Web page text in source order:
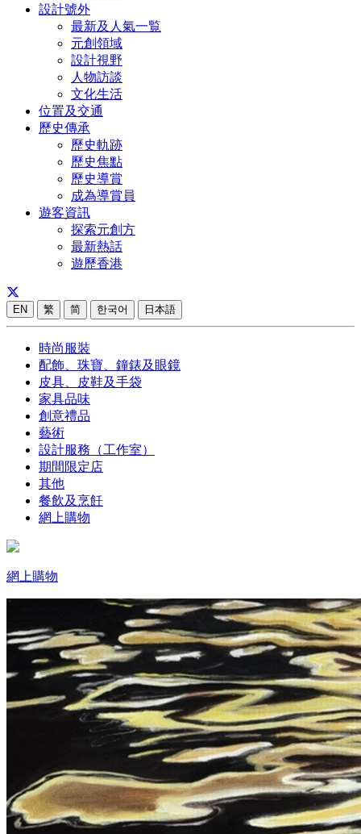
設計號外
最新及人氣一覧
元創領域
設計視野
人物訪談
文化生活
位置及交通
歷史傳承
歷史軌跡
歷史焦點
歷史導賞
成為導賞員
遊客資訊
探索元創方
最新熱話
遊歷香港
EN 繁 简 한국어 日本語
時尚服裝
配飾、珠寶、鐘錶及眼鏡
皮具、皮鞋及手袋
家具品味
創意禮品
藝術
設計服務（工作室）
期間限定店
其他
餐飲及烹飪
網上購物
網上購物